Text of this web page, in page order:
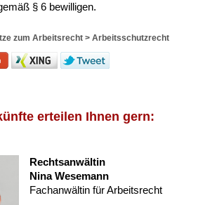
§ 6 bewilligen.
zum Arbeitsrecht > Arbeitsschutzrecht
erteilen Ihnen gern:
Rechtsanwältin
Nina Wesemann
Fachanwältin für Arbeitsrecht